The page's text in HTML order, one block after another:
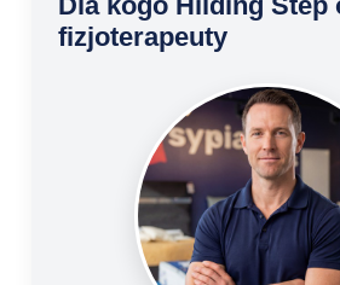
fizjoterapeuty